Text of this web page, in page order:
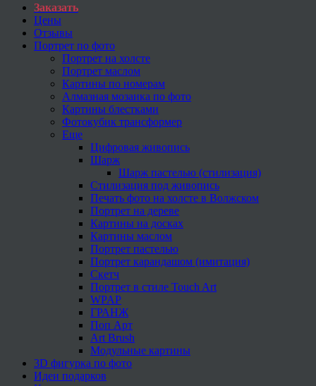
Заказать
Цены
Отзывы
Портрет по фото
Портрет на холсте
Портрет маслом
Картины по номерам
Алмазная мозаика по фото
Картины блестками
Фотокубик трансформер
Еще
Цифровая живопись
Шарж
Шарж пастелью (стилизация)
Стилизация под живопись
Печать фото на холсте в Волжском
Портрет на дереве
Картины на досках
Картины маслом
Портрет пастелью
Портрет карандашом (имитация)
Скетч
Портрет в стиле Touch Art
WPAP
ГРАНЖ
Поп Арт
Art Brush
Модульные картины
3D фигурка по фото
Идеи подарков